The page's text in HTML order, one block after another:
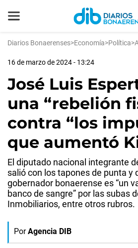
Diarios Bonaerenses>Economía>Política>
16 de marzo de 2024 - 13:24
José Luis
una “rebelión
contra “los
que aumentó
El diputado nacional integrante
salió con los tapones de punta y
gobernador bonaerense es “un
banco de sangre” por las subas
Inmobiliarios, entre otros rubros.
Por Agencia DIB